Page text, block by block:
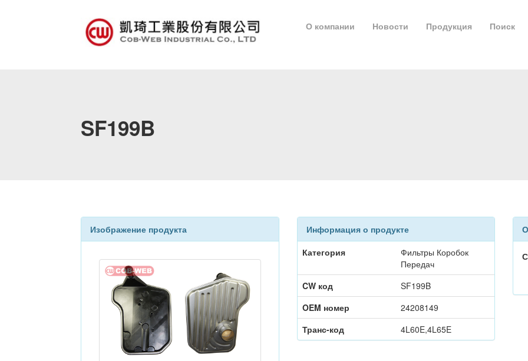
О компании Новости Продукция Поиск
SF199B
Изображение продукта
Информация о продукте
Категория
Фильтры Коробок
Передач
CW код
SF199B
OEM номер
24208149
Транс-код
4L60E,4L65E